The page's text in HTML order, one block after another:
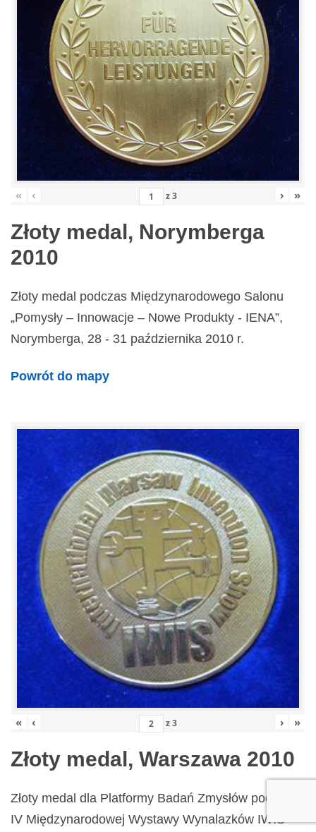
« ‹ z3 › »
Złoty medal, Norymberga
2010
Złoty medal podczas Międzynarodowego Salonu
„Pomysły – Innowacje – Nowe Produkty - IENA”,
Norymberga, 28 - 31 października 2010 r.
Powrót do mapy
« ‹ z3 › »
Złoty medal, Warszawa 2010
Złoty medal dla Platformy Badań Zmysłów podczas
IV Międzynarodowej Wystawy Wynalazków IWIS